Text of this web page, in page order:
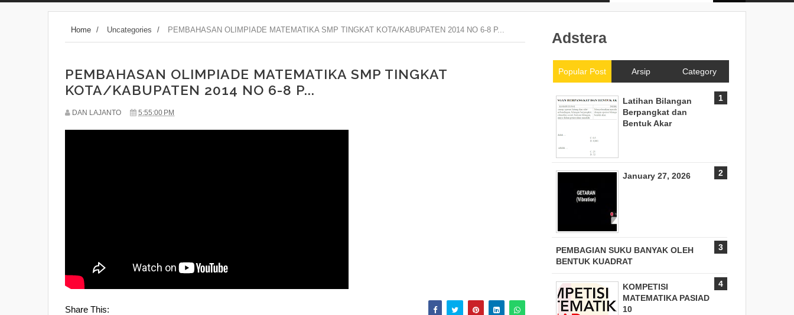
Home / Uncategories / PEMBAHASAN OLIMPIADE MATEMATIKA SMP TINGKAT KOTA/KABUPATEN 2014 NO 6-8 P...
PEMBAHASAN OLIMPIADE MATEMATIKA SMP TINGKAT
KOTA/KABUPATEN 2014 NO 6-8 P...
DAN LAJANTO 5:55:00 PM
Share This:
Adstera
Popular Post Arsip Category
Latihan Bilangan
Berpangkat dan
Bentuk Akar
January 27, 2026
PEMBAGIAN SUKU BANYAK OLEH
BENTUK KUADRAT
KOMPETISI
MATEMATIKA PASIAD
10